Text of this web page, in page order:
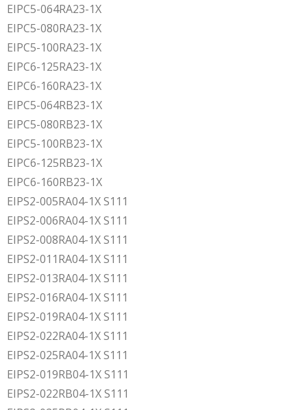
EIPC5-064RA23-1X
EIPC5-080RA23-1X
EIPC5-100RA23-1X
EIPC6-125RA23-1X
EIPC6-160RA23-1X
EIPC5-064RB23-1X
EIPC5-080RB23-1X
EIPC5-100RB23-1X
EIPC6-125RB23-1X
EIPC6-160RB23-1X
EIPS2-005RA04-1X S111
EIPS2-006RA04-1X S111
EIPS2-008RA04-1X S111
EIPS2-011RA04-1X S111
EIPS2-013RA04-1X S111
EIPS2-016RA04-1X S111
EIPS2-019RA04-1X S111
EIPS2-022RA04-1X S111
EIPS2-025RA04-1X S111
EIPS2-019RB04-1X S111
EIPS2-022RB04-1X S111